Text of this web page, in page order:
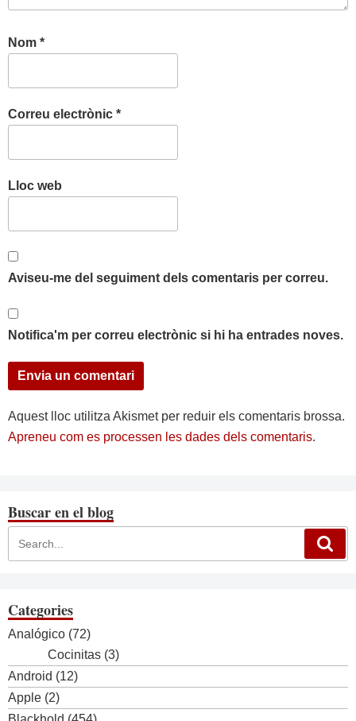
Nom *
Correu electrònic *
Lloc web
Aviseu-me del seguiment dels comentaris per correu.
Notifica'm per correu electrònic si hi ha entrades noves.
Aquest lloc utilitza Akismet per reduir els comentaris brossa.
Apreneu com es processen les dades dels comentaris.
Buscar en el blog
Categories
Analógico (72)
Cocinitas (3)
Android (12)
Apple (2)